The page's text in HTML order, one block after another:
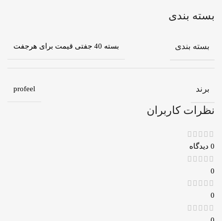
بسته بندی
بسته بندی بسته 40 جفتی قیمت برای هرجفت
برند profeel
نظرات کاربران
0 دیدگاه
0
0